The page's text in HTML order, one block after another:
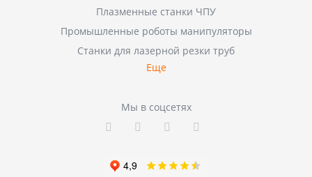
Плазменные станки ЧПУ
Промышленные роботы манипуляторы
Станки для лазерной резки труб
Еще
Мы в соцсетях